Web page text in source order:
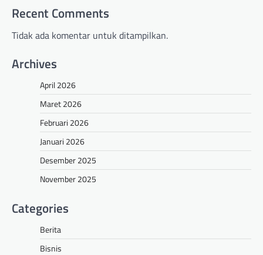
Recent Comments
Tidak ada komentar untuk ditampilkan.
Archives
April 2026
Maret 2026
Februari 2026
Januari 2026
Desember 2025
November 2025
Categories
Berita
Bisnis